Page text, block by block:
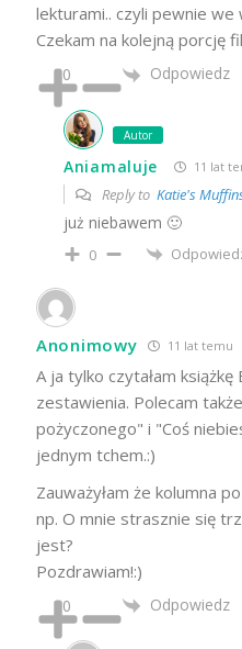
lekturami.. czyli pewnie we
Czekam na kolejną porcję
0 Odpowiedz
Autor
Aniamaluje 11 lat
Reply to Katie's
już niebawem 🙂
0
Anonimowy 11 lat temu
A ja tylko czytałam
zestawienia. Polecam
pożyczonego" i "Coś
jednym tchem.:)
Zauważyłam że kolumna
np. O mnie strasznie się
jest?
Pozdrawiam!:)
0 Odpowiedz